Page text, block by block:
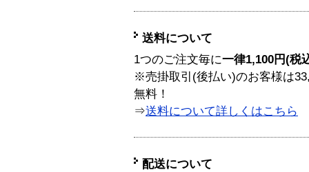
送料について
1つのご注文毎に一律1,100円(税
※売掛取引(後払い)のお客様は
無料！
⇒送料について詳しくはこちら
配送について